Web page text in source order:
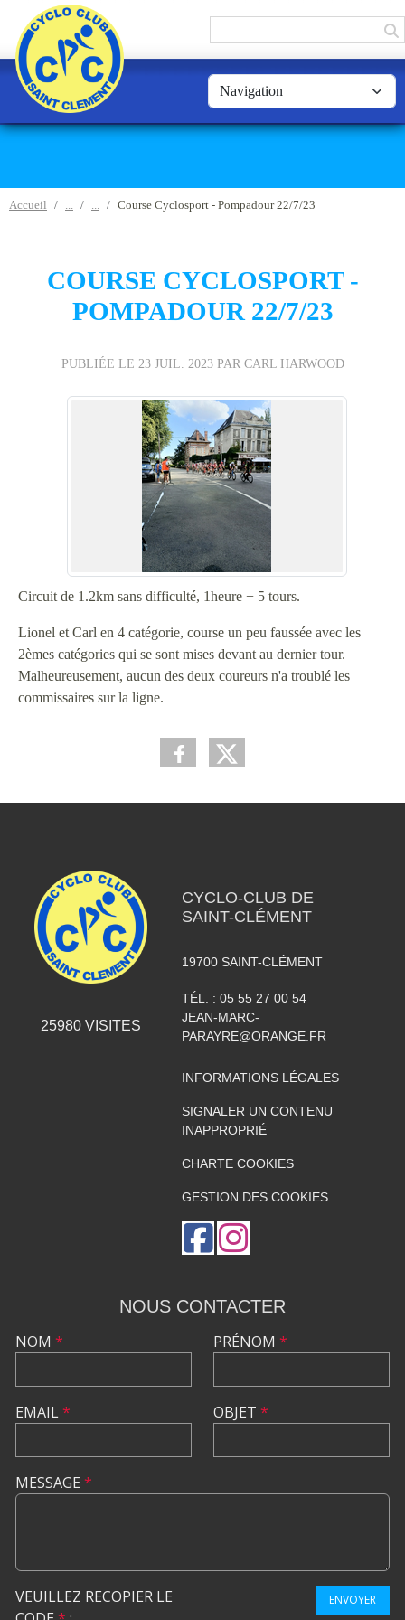
Accueil Course Cyclosport - Pompadour 22/7/23
COURSE CYCLOSPORT -
POMPADOUR 22/7/23
PUBLIÉE LE 23 JUIL. 2023PAR CARL HARWOOD
Circuit de 1.2km sans difficulté, 1heure + 5 tours.
Lionel et Carl en 4 catégorie, course un peu faussée avec les
2èmes catégories qui se sont mises devant au dernier tour.
Malheureusement, aucun des deux coureurs n'a troublé les
commissaires sur la ligne.
25980VISITES
CYCLO-CLUB DE
SAINT-CLÉMENT
19700 SAINT-CLÉMENT
TÉL. : 05 55 27 00 54
JEAN-MARC-
PARAYRE@ORANGE.FR
INFORMATIONS LÉGALES
SIGNALER UN CONTENU
INAPPROPRIÉ
CHARTE COOKIES
GESTION DES COOKIES
NOUS CONTACTER
NOM *
EMAIL*
PRÉNOM *
OBJET *
MESSAGE *
VEUILLEZ RECOPIER LE
ENVOYER
Panneau de gestion des cookies